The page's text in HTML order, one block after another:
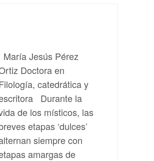
María Jesús Pérez
Doctora en
catedrática y
Durante la
de los místicos, las
etapas ‘dulces’
siempre con
amargas de